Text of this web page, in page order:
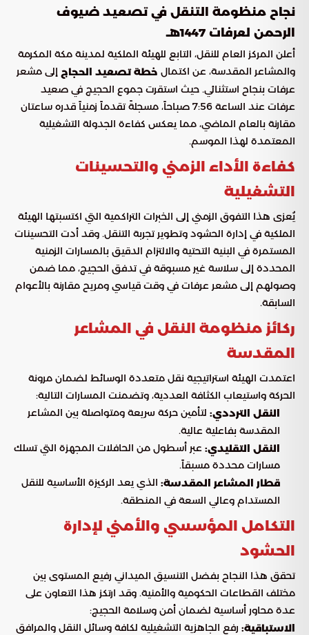
نجاح منظومة التنقل في تصعيد ضيوف
الرحمن لعرفات 1447هـ
أعلن المركز العام للنقل، التابع للهيئة الملكية لمدينة مكة المكرمة
والمشاعر المقدسة، عن اكتمال خطة تصعيد الحجاج إلى مشعر
عرفات بنجاح استثنائي. حيث استقرت جموع الحجيج في صعيد
عرفات عند الساعة 7:56 صباحاً، مسجلةً تقدماً زمنياً قدره ساعتان
مقارنة بالعام الماضي، مما يعكس كفاءة الجدولة التشغيلية
المعتمدة لهذا الموسم.
كفاءة الأداء الزمني والتحسينات
التشغيلية
يُعزى هذا التفوق الزمني إلى الخبرات التراكمية التي اكتسبتها الهيئة
الملكية في إدارة الحشود وتطوير تجربة التنقل. وقد أدت التحسينات
المستمرة في البنية التحتية والالتزام الدقيق بالمسارات الزمنية
المحددة إلى سلاسة غير مسبوقة في تدفق الحجيج، مما ضمن
وصولهم إلى مشعر عرفات في وقت قياسي ومريح مقارنة بالأعوام
السابقة.
ركائز منظومة النقل في المشاعر
المقدسة
اعتمدت الهيئة استراتيجية نقل متعددة الوسائط لضمان مرونة
الحركة واستيعاب الكثافة العددية، وتضمنت المسارات التالية:
النقل الترددي: لتأمين حركة سريعة ومتواصلة بين المشاعر
المقدسة بفاعلية عالية.
النقل التقليدي: عبر أسطول من الحافلات المجهزة التي تسلك
مسارات محددة مسبقاً.
قطار المشاعر المقدسة: الذي يعد الركيزة الأساسية للنقل
المستدام وعالي السعة في المنطقة.
التكامل المؤسسي والأمني لإدارة
الحشود
تحقق هذا النجاح بفضل التنسيق الميداني رفيع المستوى بين
مختلف القطاعات الحكومية والأمنية. وقد ارتكز هذا التعاون على
عدة محاور أساسية لضمان أمن وسلامة الحجيج:
الاستباقية: رفع الجاهزية التشغيلية لكافة وسائل النقل والمرافق